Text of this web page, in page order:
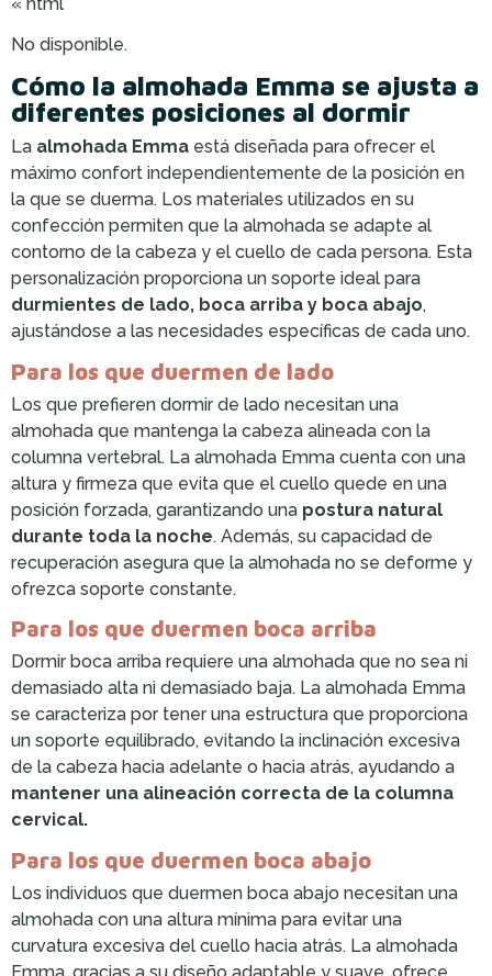
No disponible.
Cómo la almohada Emma se ajusta a
diferentes posiciones al dormir
La almohada Emma está diseñada para ofrecer el
máximo confort independientemente de la posición en
la que se duerma. Los materiales utilizados en su
confección permiten que la almohada se adapte al
contorno de la cabeza y el cuello de cada persona. Esta
personalización proporciona un soporte ideal para
durmientes de lado, boca arriba y boca abajo,
ajustándose a las necesidades específicas de cada uno.
Para los que duermen de lado
Los que prefieren dormir de lado necesitan una
almohada que mantenga la cabeza alineada con la
columna vertebral. La almohada Emma cuenta con una
altura y firmeza que evita que el cuello quede en una
posición forzada, garantizando una postura natural
durante toda la noche. Además, su capacidad de
recuperación asegura que la almohada no se deforme y
ofrezca soporte constante.
Para los que duermen boca arriba
Dormir boca arriba requiere una almohada que no sea ni
demasiado alta ni demasiado baja. La almohada Emma
se caracteriza por tener una estructura que proporciona
un soporte equilibrado, evitando la inclinación excesiva
de la cabeza hacia adelante o hacia atrás, ayudando a
mantener una alineación correcta de la columna
cervical.
Para los que duermen boca abajo
Los individuos que duermen boca abajo necesitan una
almohada con una altura mínima para evitar una
curvatura excesiva del cuello hacia atrás. La almohada